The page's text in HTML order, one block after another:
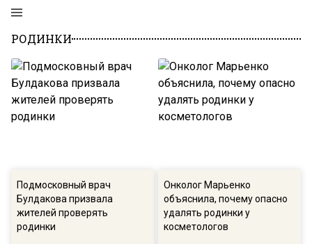
РОДИНКИ
Подмосковный врач
Булдакова призвала
жителей проверять
родинки
Онколог Марьенко
объяснила, почему опасно
удалять родинки у
косметологов